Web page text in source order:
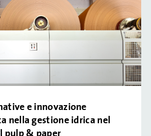
e innovazione
nella gestione idrica nel